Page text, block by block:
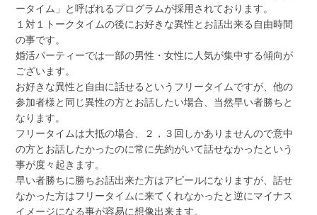
ータイム」と呼ばれるプログラムが採用されております。
１対１トークタイムの後にお好きな異性とお話出来る自由時間
の事です。
婚活パーティーでは一部の男性・女性に人気が集中する傾向が
ございます。
お好きな異性と自由に話せるというフリータイムですが、他の
参加者様と同じ異性の方とお話したい場合、当然早い者勝ちと
なります。
フリータイムは大抵の場合、２，３回しかありませんので意中
の方とお話したかったのに常に先約がいて話せなかったという
事が度々起きます。
早い者勝ちに勝ちお話出来た方はアピールになりますが、話せ
なかった方はフリータイムに来てくれなかったと逆にマイナス
イメージになる事が容易に想像出来ます。